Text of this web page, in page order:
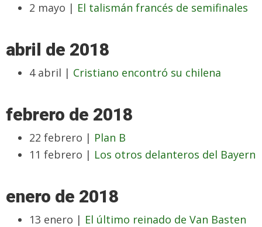
2 mayo | El talismán francés de semifinales
abril de 2018
4 abril | Cristiano encontró su chilena
febrero de 2018
22 febrero | Plan B
11 febrero | Los otros delanteros del Bayern
enero de 2018
13 enero | El último reinado de Van Basten